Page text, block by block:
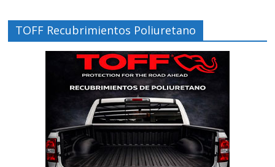
TOFF Recubrimientos Poliuretano